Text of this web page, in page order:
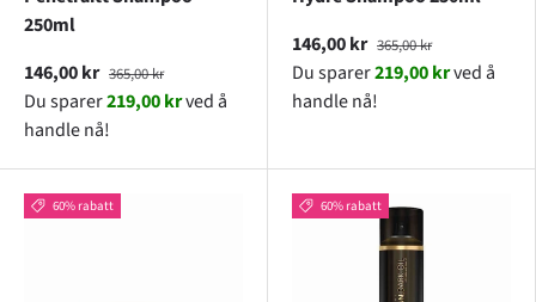
250ml
146,00 kr 365,00 kr
Du sparer219,00 krved å
handle nå!
146,00 kr 365,00 kr
Du sparer219,00 krved å
handle nå!
60% rabatt 60% rabatt